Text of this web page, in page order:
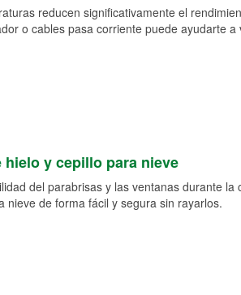
reducen significativamente el
o cables pasa corriente puede ayudarte
hielo y cepillo para nieve
del parabrisas y las ventanas durante
nieve de forma fácil y segura sin rayarlos.